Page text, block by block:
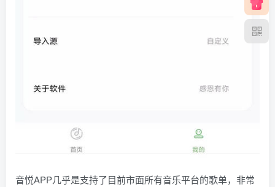
音悦APP几乎是支持了目前市面所有音乐平台的歌单，非常